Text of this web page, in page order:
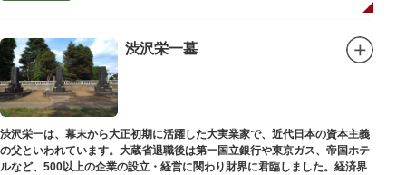
渋沢栄一墓
渋沢栄一は、幕末から大正初期に活躍した大実業家で、近代日本の資本主義
の父といわれています。大蔵省退職後は第一国立銀行や東京ガス、帝国ホテ
ルなど、500以上の企業の設立・経営に関わり財界に君臨しました。経済界